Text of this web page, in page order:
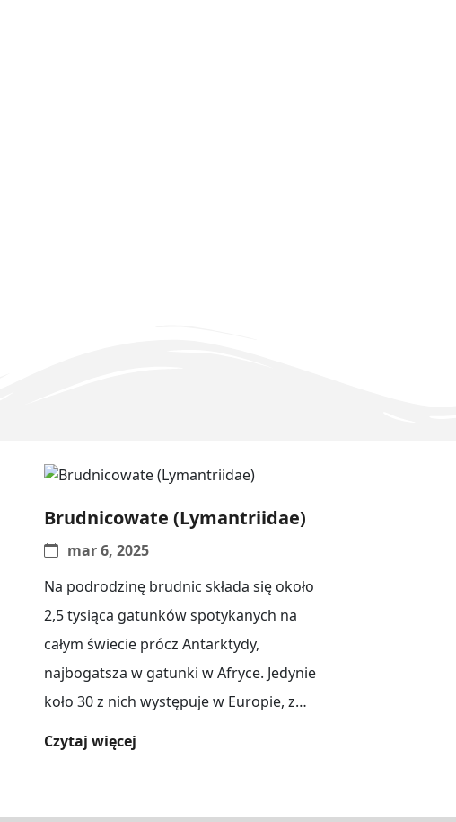
Brudnicowate (Lymantriidae)
mar 6, 2025
Na podrodzinę brudnic składa się około
2,5 tysiąca gatunków spotykanych na
całym świecie prócz Antarktydy,
najbogatsza w gatunki w Afryce. Jedynie
koło 30 z nich występuje w Europie, z
Czytaj więcej